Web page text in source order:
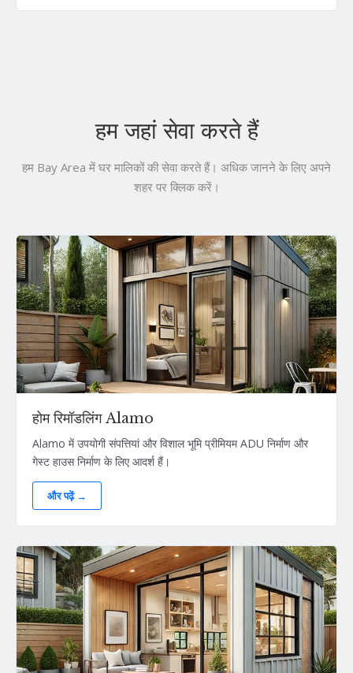
हम जहां सेवा करते हैं
हम Bay Area में घर मालिकों की सेवा करते हैं। अधिक जानने के लिए अपने
शहर पर क्लिक करें।
होम रिमॉडलिंग Alamo
Alamo में उपयोगी संपत्तियां और विशाल भूमि प्रीमियम ADU निर्माण और
गेस्ट हाउस निर्माण के लिए आदर्श हैं।
और पढ़ें →